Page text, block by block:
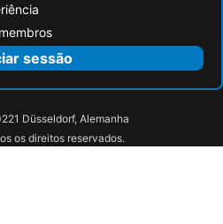
sessão
Düsseldorf, Alemanha
os direitos reservados.